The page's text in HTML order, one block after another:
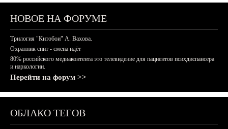
НОВОЕ НА ФОРУМЕ
Трилогия "Китобои" А. Вахова.
Охранник спит - смена идёт
80% российского медиаконтента это телевидение для пациентов психдиспансера
и наркологии.
Перейти на форум >>
ОБЛАКО ТЕГОВ